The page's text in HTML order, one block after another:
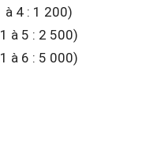
à 4 : 1 200)
à 5 : 2 500)
à 6 : 5 000)